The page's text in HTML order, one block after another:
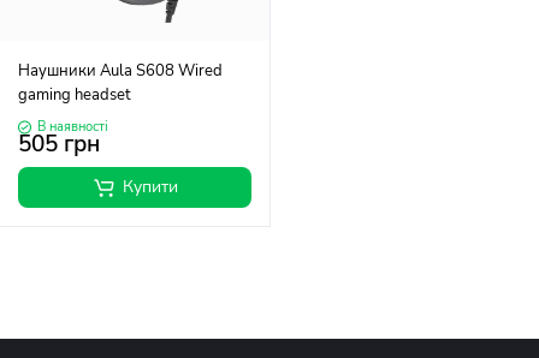
Наушники Aula S608 Wired
gaming headset
В наявності
505 грн
Купити